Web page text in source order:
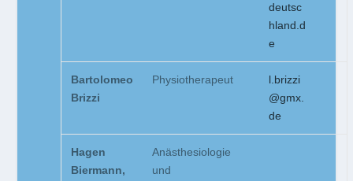
deutsc
hland.d
e
Bartolomeo
Brizzi
Physiotherapeut
l.brizzi
@gmx.
de
Hagen
Biermann,
Anästhesiologie
und